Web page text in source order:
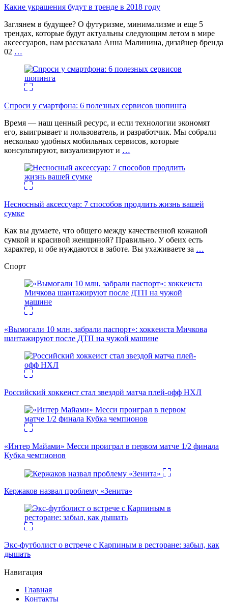
Какие украшения будут в тренде в 2018 году
Заглянем в будущее? О футуризме, минимализме и еще 5
трендах, которые будут актуальны следующим летом в мире
аксессуаров, нам рассказала Анна Малинина, дизайнер бренда
02 …
Спроси у смартфона: 6 полезных cервисов шопинга
Время — наш ценный ресурс, и если технологии экономят
его, выигрывает и пользователь, и разработчик. Мы собрали
несколько удобных мобильных сервисов, которые
консультируют, визуализируют и …
Несносный аксессуар: 7 способов продлить жизнь вашей
сумке
Как вы думаете, что общего между качественной кожаной
сумкой и красивой женщиной? Правильно. У обеих есть
характер, и обе нуждаются в заботе. Вы ухаживаете за …
Спорт
«Вымогали 10 млн, забрали паспорт»: хоккеиста Мичкова
шантажируют после ДТП на чужой машине
Российский хоккеист стал звездой матча плей-офф НХЛ
«Интер Майами» Месси проиграл в первом матче 1/2 финала
Кубка чемпионов
Кержаков назвал проблему «Зенита»
Экс-футболист о встрече с Карпиным в ресторане: забыл, как
дышать
Навигация
Главная
Контакты